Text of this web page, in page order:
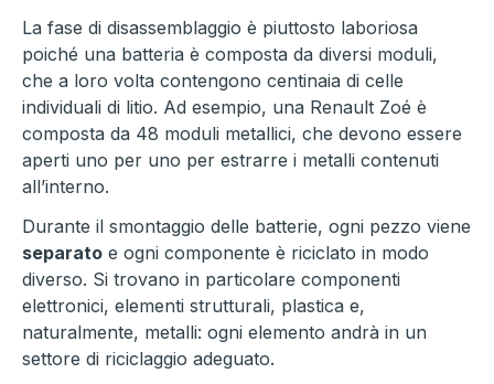
La fase di disassemblaggio è piuttosto laboriosa
poiché una batteria è composta da diversi moduli,
che a loro volta contengono centinaia di celle
individuali di litio. Ad esempio, una Renault Zoé è
composta da 48 moduli metallici, che devono essere
aperti uno per uno per estrarre i metalli contenuti
all’interno.
Durante il smontaggio delle batterie, ogni pezzo viene
separato e ogni componente è riciclato in modo
diverso. Si trovano in particolare componenti
elettronici, elementi strutturali, plastica e,
naturalmente, metalli: ogni elemento andrà in un
settore di riciclaggio adeguato.